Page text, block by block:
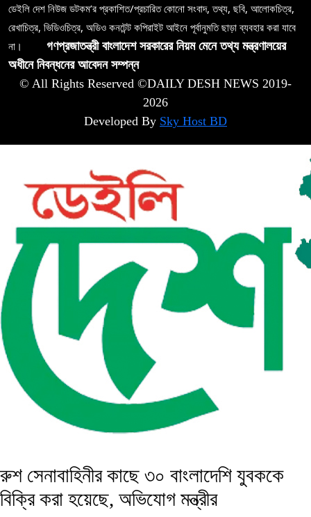
ডেইলি দেশ নিউজ ডটকম’র প্রকাশিত/প্রচারিত কোনো সংবাদ, তথ্য, ছবি, আলোকচিত্র,
রেখাচিত্র, ভিডিওচিত্র, অডিও কনটেন্ট কপিরাইট আইনে পূর্বানুমতি ছাড়া ব্যবহার করা যাবে
না।
গণপ্রজাতন্ত্রী বাংলাদেশ সরকারের নিয়ম মেনে তথ্য মন্ত্রণালয়ের
অধীনে নিবন্ধনের আবেদন সম্পন্ন
© All Rights Reserved ©DAILY DESH NEWS 2019-
2026
Developed By Sky Host BD
রুশ সেনাবাহিনীর কাছে ৩০ বাংলাদেশি যুবককে
বিক্রি করা হয়েছে, অভিযোগ মন্ত্রীর